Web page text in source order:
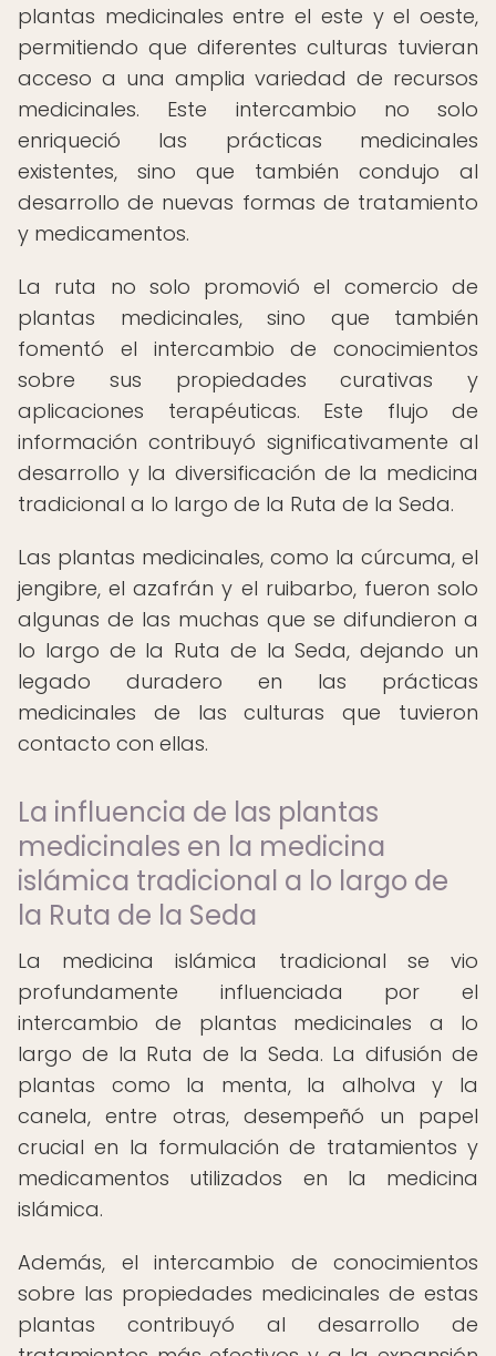
plantas medicinales entre el este y el oeste,
permitiendo que diferentes culturas tuvieran
acceso a una amplia variedad de recursos
medicinales. Este intercambio no solo
enriqueció las prácticas medicinales
existentes, sino que también condujo al
desarrollo de nuevas formas de tratamiento
y medicamentos.
La ruta no solo promovió el comercio de
plantas medicinales, sino que también
fomentó el intercambio de conocimientos
sobre sus propiedades curativas y
aplicaciones terapéuticas. Este flujo de
información contribuyó significativamente al
desarrollo y la diversificación de la medicina
tradicional a lo largo de la Ruta de la Seda.
Las plantas medicinales, como la cúrcuma, el
jengibre, el azafrán y el ruibarbo, fueron solo
algunas de las muchas que se difundieron a
lo largo de la Ruta de la Seda, dejando un
legado duradero en las prácticas
medicinales de las culturas que tuvieron
contacto con ellas.
La influencia de las plantas
medicinales en la medicina
islámica tradicional a lo largo de
la Ruta de la Seda
La medicina islámica tradicional se vio
profundamente influenciada por el
intercambio de plantas medicinales a lo
largo de la Ruta de la Seda. La difusión de
plantas como la menta, la alholva y la
canela, entre otras, desempeñó un papel
crucial en la formulación de tratamientos y
medicamentos utilizados en la medicina
islámica.
Además, el intercambio de conocimientos
sobre las propiedades medicinales de estas
plantas contribuyó al desarrollo de